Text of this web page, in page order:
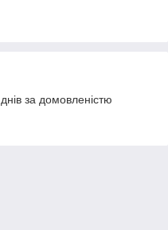
за домовленістю